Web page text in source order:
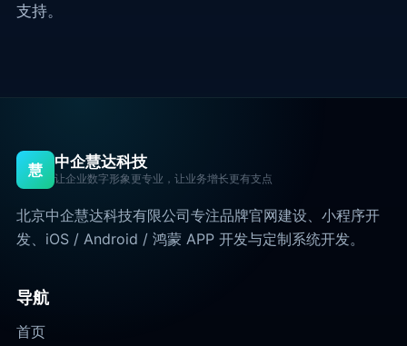
支持。
慧 中企慧达科技
让企业数字形象更专业，让业务增长更有支点
北京中企慧达科技有限公司专注品牌官网建设、小程序开
发、iOS / Android / 鸿蒙 APP 开发与定制系统开发。
导航
首页